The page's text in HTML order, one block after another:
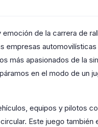
de la carrera de
empresas
más apasionados de la
en el modo de un
equipos y pilotos
Este juego también